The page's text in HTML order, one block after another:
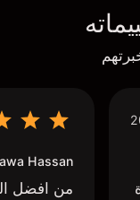
Hassan
من افضل